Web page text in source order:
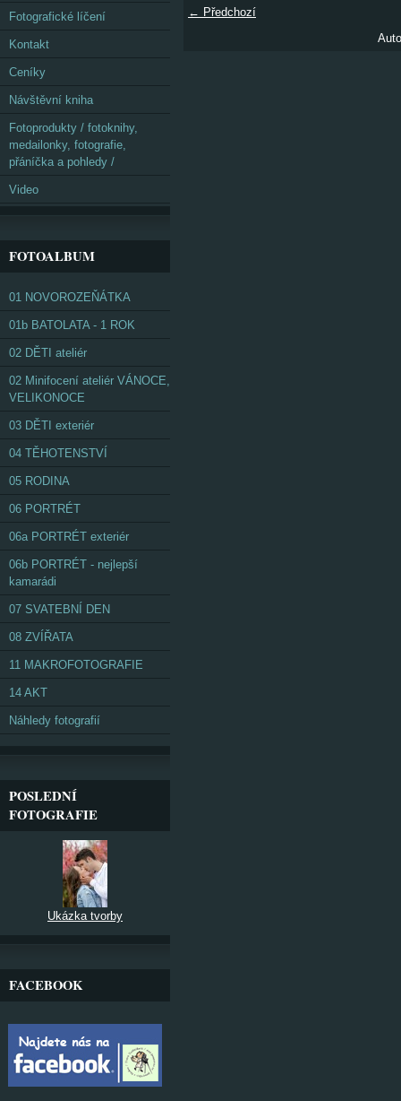
← Předchozí
Fotografické líčení
Kontakt
Ceníky
Návštěvní kniha
Fotoprodukty / fotoknihy,
medailonky, fotografie,
přáníčka a pohledy /
Video
FOTOALBUM
01 NOVOROZEŇÁTKA
01b BATOLATA - 1 ROK
02 DĚTI ateliér
02 Minifocení ateliér VÁNOCE,
VELIKONOCE
03 DĚTI exteriér
04 TĚHOTENSTVÍ
05 RODINA
06 PORTRÉT
06a PORTRÉT exteriér
06b PORTRÉT - nejlepší
kamarádi
07 SVATEBNÍ DEN
08 ZVÍŘATA
11 MAKROFOTOGRAFIE
14 AKT
Náhledy fotografií
POSLEDNÍ
FOTOGRAFIE
Ukázka tvorby
FACEBOOK